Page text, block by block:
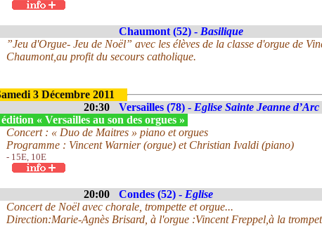
Chaumont (52) - Basilique
”Jeu d'Orgue- Jeu de Noël” avec les élèves de la classe d'orgue de
Chaumont,au profit du secours catholique.
3 Décembre 2011
20:30
Versailles (78) - Eglise Sainte Jeanne d’Arc
« Versailles au son des orgues »
Concert : « Duo de Maitres » piano et orgues
Programme : Vincent Warnier (orgue) et Christian Ivaldi (piano)
- 15E, 10E
20:00 Condes (52) - Eglise
Concert de Noël avec chorale, trompette et orgue...
Direction:Marie-Agnès Brisard, à l'orgue :Vincent Freppel,à la